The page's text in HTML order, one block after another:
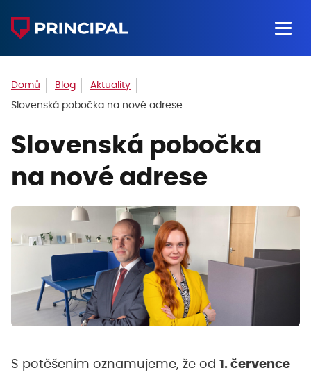
Domů Blog Aktuality
Slovenská pobočka na nové adrese
Slovenská pobočka
na nové adrese
S potěšením oznamujeme, že od 1. července